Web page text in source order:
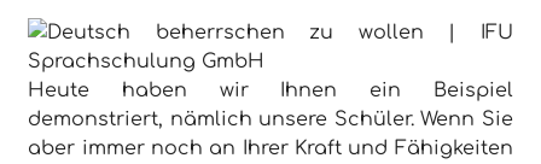
Heute haben wir Ihnen ein Beispiel
demonstriert, nämlich unsere Schüler. Wenn Sie
aber immer noch an Ihrer Kraft und Fähigkeiten